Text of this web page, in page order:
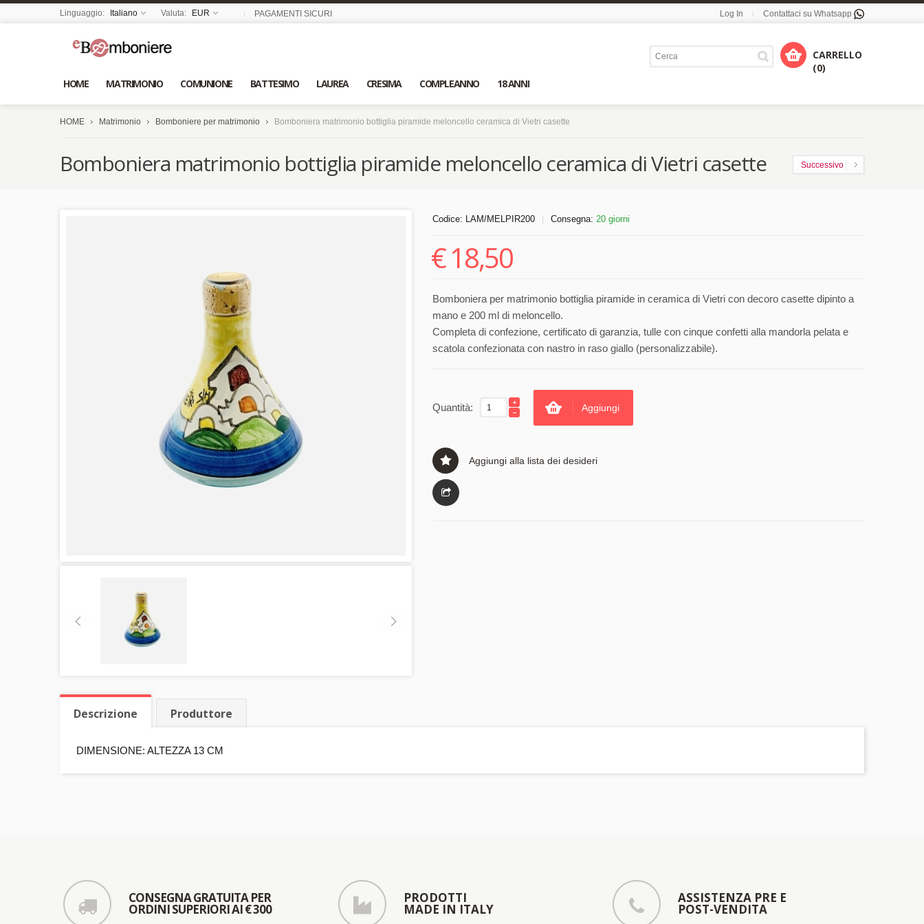
Linguaggio: Italiano Valuta: EUR PAGAMENTI SICURI Log In Contattaci su Whatsapp
HOME MATRIMONIO COMUNIONE BATTESIMO LAUREA CRESIMA COMPLEANNO 18 ANNI
CARRELLO
(0)
HOME Matrimonio Bomboniere per matrimonio Bomboniera matrimonio bottiglia piramide meloncello ceramica di Vietri casette
Successivo
Bomboniera matrimonio bottiglia piramide meloncello ceramica di Vietri casette
Codice: LAM/MELPIR200 Consegna: 20 giorni
€18,50
Bomboniera per matrimonio bottiglia piramide in ceramica di Vietri con decoro casette dipinto a
mano e 200 ml di meloncello.
Completa di confezione, certificato di garanzia, tulle con cinque confetti alla mandorla pelata e
scatola confezionata con nastro in raso giallo (personalizzabile).
Quantità: Aggiungi
Aggiungi alla lista dei desideri
Descrizione Produttore
DIMENSIONE: ALTEZZA 13 CM
CONSEGNA GRATUITA PER
ORDINI SUPERIORI AI € 300
PRODOTTI
MADE IN ITALY
ASSISTENZA PRE E
POST-VENDITA